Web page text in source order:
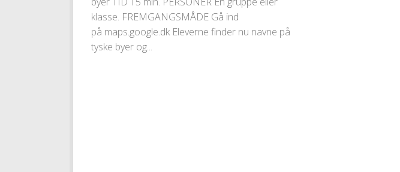
klasse. FREMGANGSMÅDE Gå ind
på maps.google.dk Eleverne finder nu navne på
tyske byer og...